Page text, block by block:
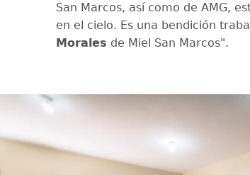
San Marcos, así como de AMG,
en el cielo. Es una bendición
Morales de Miel San Marcos".